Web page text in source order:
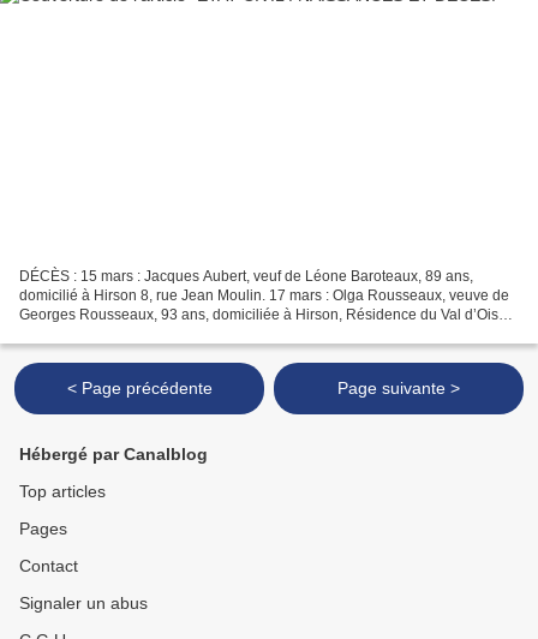
DÉCÈS : 15 mars : Jacques Aubert, veuf de Léone Baroteaux, 89 ans,
domicilié à Hirson 8, rue Jean Moulin. 17 mars : Olga Rousseaux, veuve de
Georges Rousseaux, 93 ans, domiciliée à Hirson, Résidence du Val d’Oise.
< Page précédente Page suivante >
Hébergé par Canalblog
Top articles
Pages
Contact
Signaler un abus